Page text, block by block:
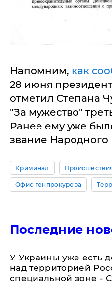
Напомним, как
28 июня
отметил Степана
"За мужество"
Ранее ему уже
звание Народного
Криминал
Офис генпрокурора
Последние
У Украины уже есть
над территорией
специальной зоне -